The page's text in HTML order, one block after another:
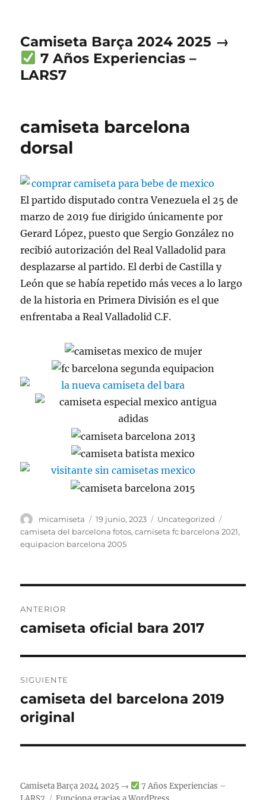
Camiseta Barça 2024 2025 →
7 Años Experiencias –
LARS7
camiseta barcelona
dorsal
El partido disputado contra Venezuela el 25 de
marzo de 2019 fue dirigido únicamente por
Gerard López, puesto que Sergio González no
recibió autorización del Real Valladolid para
desplazarse al partido. El derbi de Castilla y
León que se había repetido más veces a lo largo
de la historia en Primera División es el que
enfrentaba a Real Valladolid C.F.
Autor
micamiseta
Publicado
el
19 junio, 2023 Categorías
Uncategorized
camiseta del barcelona fotos,camiseta fc barcelona 2021,
equipacion barcelona 2005
de
ANTERIOR
Entrada
camiseta oficial bara 2017
SIGUIENTE
Entrada
siguiente:
camiseta del barcelona 2019
original
Camiseta Barça 2024 2025 →
7 Años Experiencias –